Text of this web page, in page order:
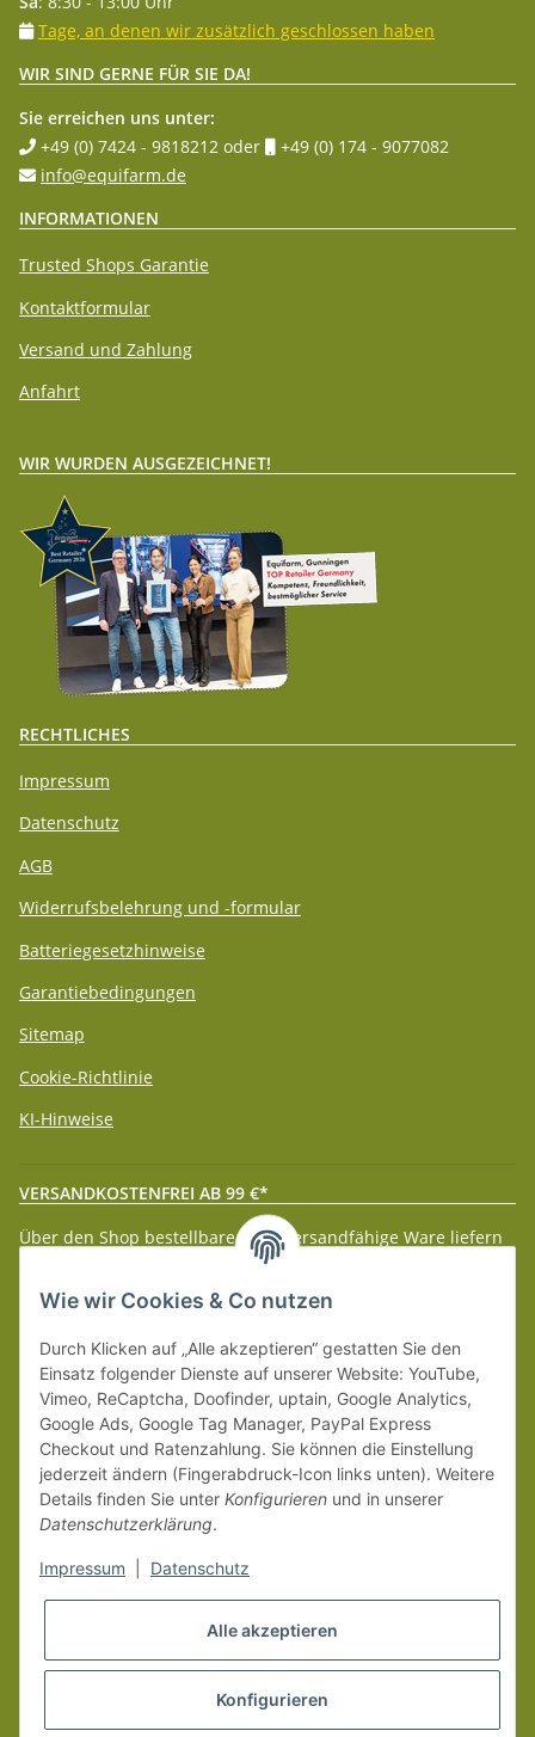
Tage, an denen wir zusätzlich geschlossen haben
WIR SIND GERNE FÜR SIE DA!
Sie erreichen uns unter:
+49 (0) 7424 - 9818212 oder
+49 (0) 174 - 9077082
info@equifarm.de
INFORMATIONEN
Trusted Shops Garantie
Kontaktformular
Versand und Zahlung
Anfahrt
WIR WURDEN AUSGEZEICHNET!
RECHTLICHES
Impressum
Datenschutz
AGB
Widerrufsbelehrung und -formular
Batteriegesetzhinweise
Garantiebedingungen
Sitemap
Cookie-Richtlinie
KI-Hinweise
VERSANDKOSTENFREI AB 99 €*
Über den Shop bestellbare paketversandfähige Ware liefern
wir innerhalb Deutschland (Festland) ab 99 € * Warenwert
versandkostenfrei.
Weitere Versanddetails entnehmen Sie bitte unserenLiefer-
und Zahlungsbedingungen.
Vertrag widerrufen
Wie wir Cookies & Co nutzen
Durch Klicken auf „Alle akzeptieren“ gestatten Sie den
Einsatz folgender Dienste auf unserer Website: YouTube,
Vimeo, ReCaptcha, Doofinder, uptain, Google Analytics,
Google Ads, Google Tag Manager, PayPal Express
Checkout und Ratenzahlung. Sie können die Einstellung
jederzeit ändern (Fingerabdruck-Icon links unten). Weitere
Details finden Sie unter Konfigurieren und in unserer
Datenschutzerklärung.
Impressum Datenschutz
Alle akzeptieren
Konfigurieren